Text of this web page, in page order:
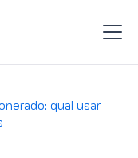
qual usar